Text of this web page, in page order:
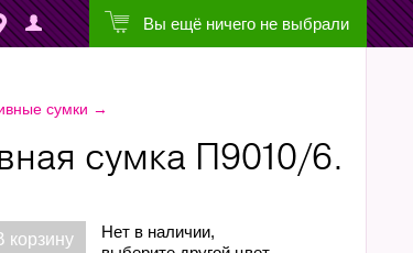
Вы ещё ничего не выбрали
сумки →
сумка П9010/6.
корзину
Нет в наличии,